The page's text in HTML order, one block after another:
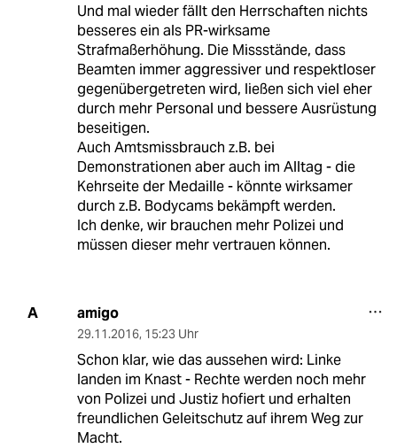
Und mal wieder fällt den Herrschaften nichts
besseres ein als PR-wirksame
Strafmaßerhöhung. Die Missstände, dass
Beamten immer aggressiver und respektloser
gegenübergetreten wird, ließen sich viel eher
durch mehr Personal und bessere Ausrüstung
beseitigen.
Auch Amtsmissbrauch z.B. bei
Demonstrationen aber auch im Alltag - die
Kehrseite der Medaille - könnte wirksamer
durch z.B. Bodycams bekämpft werden.
Ich denke, wir brauchen mehr Polizei und
müssen dieser mehr vertrauen können.
A amigo
29.11.2016, 15:23 Uhr
Schon klar, wie das aussehen wird: Linke
landen im Knast - Rechte werden noch mehr
von Polizei und Justiz hofiert und erhalten
freundlichen Geleitschutz auf ihrem Weg zur
Macht.